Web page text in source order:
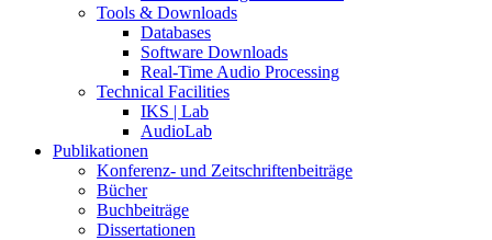
Tools & Downloads
Databases
Software Downloads
Real-Time Audio Processing
Technical Facilities
IKS | Lab
AudioLab
Publikationen
Konferenz- und Zeitschriftenbeiträge
Bücher
Buchbeiträge
Dissertationen